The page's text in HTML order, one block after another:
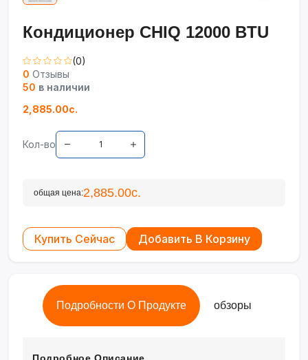
Кондиционер CHIQ 12000 BTU
(0)
0 Отзывы
50 в наличии
2,885.00с.
Кол-во
общая цена:2,885.00с.
Купить Сейчас Добавить В Корзину
Подробности О Продукте обзоры
Подробное Описание